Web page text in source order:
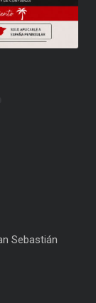
Sebastián